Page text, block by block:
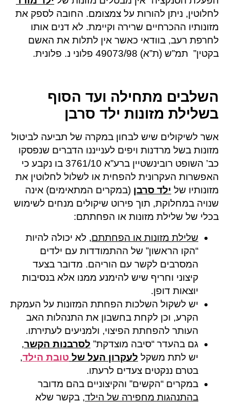
לחלוטין, ניתן להורות על צמצומם. החובה לספק את
מזונותיו ההכרחיים שרירה וקיימת. לא דנים אותו
לחרפת רעב, בוודאי כאשר אין לתלות את האשם
בקטין” תמ”ש (ת”א) 49073/98 פלוני נ. פלונית.
השלבים מתחילה ועד הסוף
בשלילת מזונות ילד סרבן
אשר לשיקולים שיש לבחון במקרה של תביעה לביטול
מזונות בשל מרדנות ויפים לענייננו הדברים שנפסקו
כב’ השופט רובינשטיין ברע”א 3761/10 בו נקבע כי
האפשרות העקרונית להפחית או לשלול לחלוטין את
מזונותיו של ילד סרבן (במקרים המתאימים) אינה
שנויה במחלוקת, תוך פירוט שיקולים מנחים לשימוש
בכלי של שלילת מזונות או הפחתתם:
שלילת מזונות או הפחתתם, לא יכולה להיות
“הקו הראשון” של ההתמודדות עם ילדים
המסרבים לקשר עם הוריהם. מדובר בצעד
קיצוני וחריף שיש להימנע ממנו אלא בנסיבות
יוצאות דופן.
יש לשקול השלכות הפחתת המזונות על העמקת
הקרע, וכן לקחת בחשבון את התנהלות האב
העותר להפחתת הפיצוי, ולמניעים לעתירתו.
גם בהעדר “סיבה מוצדקת” לסרבנות הקשר,
יש לתת משקל לעקרון העל של טובת הילד,
בטרם ננקטים צעדים לרעתו.
במקרים “הקשים” והקיצוניים בהם מדובר
בהתנהגות מחפירה של הילד, בקשר שלא